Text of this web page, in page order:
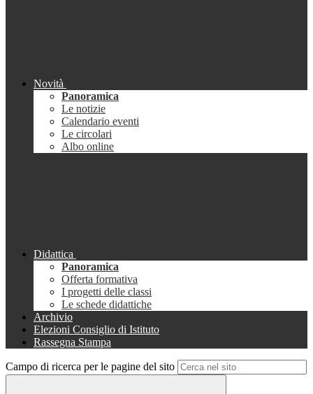
Novità
Panoramica
Le notizie
Calendario eventi
Le circolari
Albo online
Didattica
Panoramica
Offerta formativa
I progetti delle classi
Le schede didattiche
Archivio
Elezioni Consiglio di Istituto
Rassegna Stampa
Campo di ricerca per le pagine del sito